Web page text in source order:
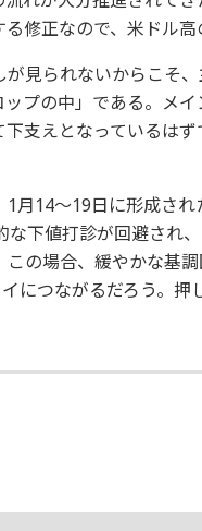
修正なので、米ドル高
見られないからこそ
プの中」である。メ
支えとなっているは
月14～19日に形成さ
下値打診が回避され
の場合、緩やかな基
につながるだろう。押